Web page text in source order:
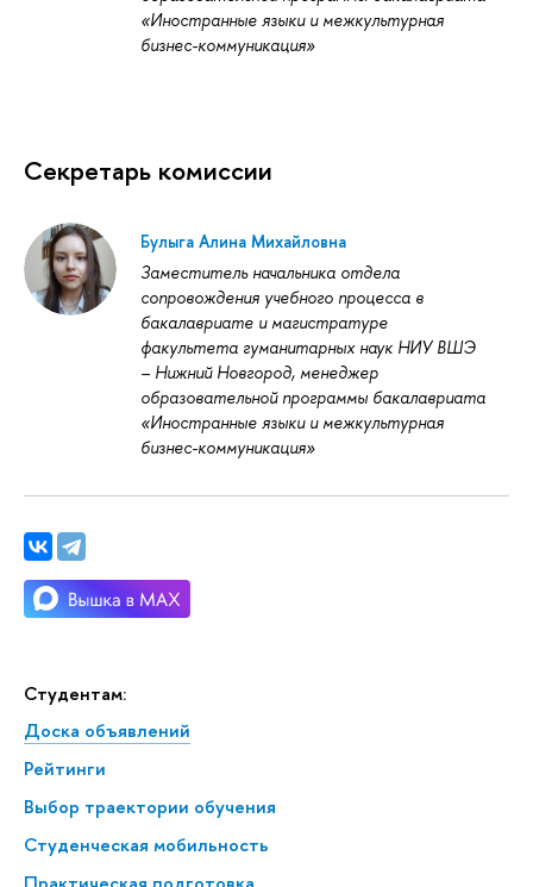
Студентам:
Доска объявлений
Рейтинги
Выбор траектории обучения
Студенческая мобильность
«Иностранные языки и межкультурная
бизнес-коммуникация»
Секретарь комиссии
Булыга Алина Михайловна
Заместитель начальника отдела
сопровождения учебного процесса в
бакалавриате и магистратуре
факультета гуманитарных наук НИУ ВШЭ
– Нижний Новгород, менеджер
образовательной программы бакалавриата
«Иностранные языки и межкультурная
бизнес-коммуникация»